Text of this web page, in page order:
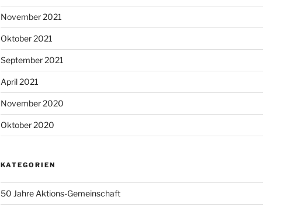
November 2021
Oktober 2021
September 2021
April 2021
November 2020
Oktober 2020
KATEGORIEN
50 Jahre Aktions-Gemeinschaft